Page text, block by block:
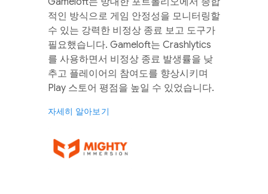
적인 방식으로 게임 안정성을 모니터링할
수 있는 강력한 비정상 종료 보고 도구가
필요했습니다. Gameloft는 Crashlytics
를 사용하면서 비정상 종료 발생률을 낮
추고 플레이어의 참여도를 향상시키며
Play 스토어 평점을 높일 수 있었습니다.
자세히 알아보기